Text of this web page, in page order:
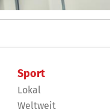
Sport
Lokal
Weltweit